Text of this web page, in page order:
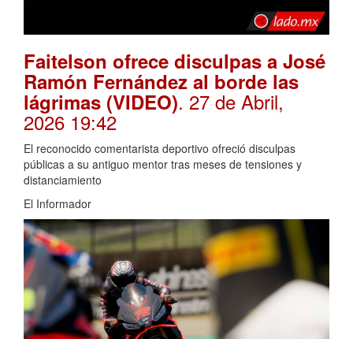
Faitelson ofrece disculpas a José
Ramón Fernández al borde las
lágrimas (VIDEO). 27 de Abril,
2026 19:42
El reconocido comentarista deportivo ofreció disculpas
públicas a su antiguo mentor tras meses de tensiones y
distanciamiento
El Informador